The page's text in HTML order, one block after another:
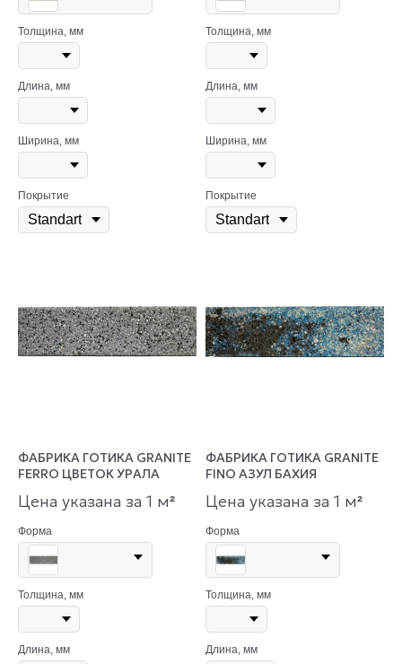
Толщина, мм
Длина, мм
Ширина, мм
Покрытие
Толщина, мм
Длина, мм
Ширина, мм
Покрытие
ФАБРИКА ГОТИКА GRANITE
FERRO ЦВЕТОК УРАЛА
Цена указана за 1 м²
Форма
Толщина, мм
Длина, мм
ФАБРИКА ГОТИКА GRANITE
FINO АЗУЛ БАХИЯ
Цена указана за 1 м²
Форма
Толщина, мм
Длина, мм